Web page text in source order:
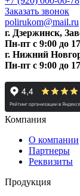
Заказать звонок
polirukom@mail.ru
г. Дзержинск,
Пн-пт c 9:00 до
г. Нижний
Пн-пт c 9:00 до
Компания
О компании
Партнеры
Реквизиты
Продукция